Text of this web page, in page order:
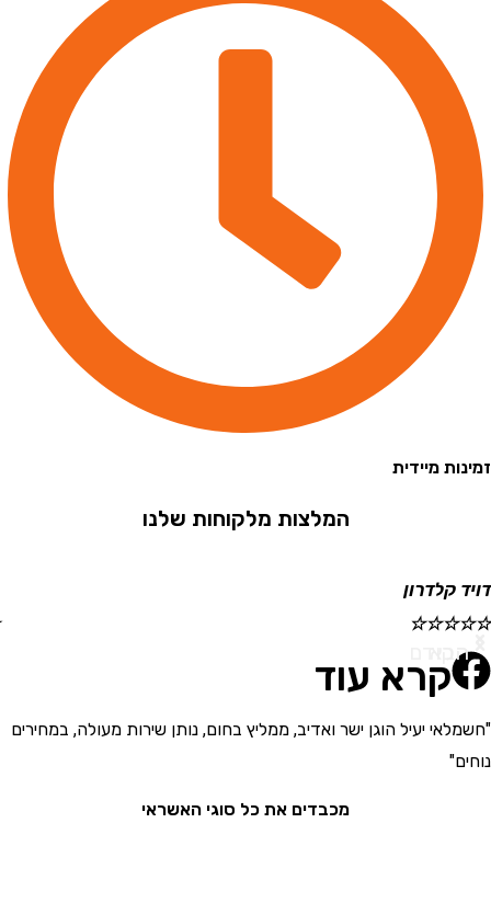
מיידית
המלצות מלקוחות שלנו
☆
☆
קרא עוד
יעיל הוגן ישר ואדיב, ממליץ בחום, נותן שירות מעולה, במחירים
מכבדים את כל סוגי האשראי